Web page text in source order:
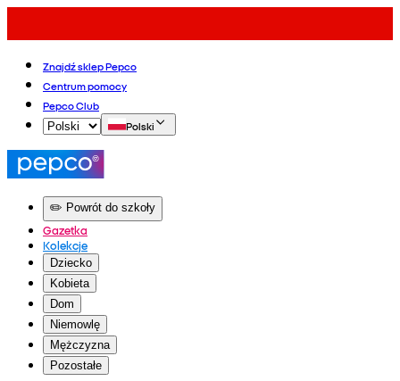
Znajdź sklep Pepco
Centrum pomocy
Pepco Club
Polski
✏️ Powrót do szkoły
Gazetka
Kolekcje
Dziecko
Kobieta
Dom
Niemowlę
Mężczyzna
Pozostałe